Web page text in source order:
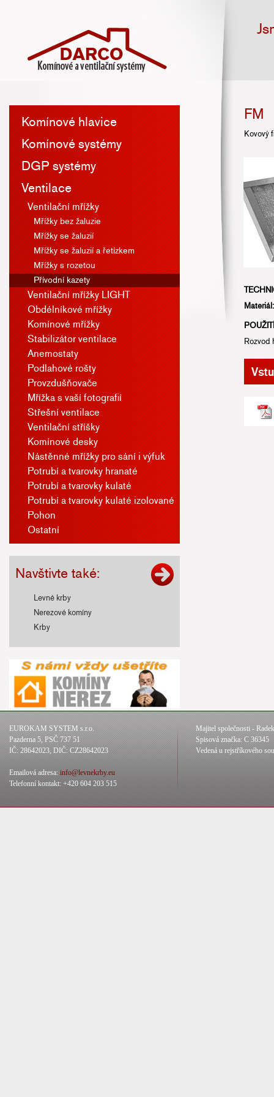
Komínové hlavice
Komínové systémy
DGP systémy
Ventilace
Ventilační mřížky
Mřížky bez žaluzie
Mřížky se žaluzií
Mřížky se žaluzií a řetízkem
Mřížky s rozetou
Přívodní kazety
Ventilační mřížky LIGHT
Obdélníkové mřížky
Komínové mřížky
Stabilizátor ventilace
Anemostaty
Podlahové rošty
Provzdušňovače
Mřížka s vaší fotografií
Střešní ventilace
Ventilační stříšky
Komínové desky
Nástěnné mřížky pro sání i výfuk
Potrubí a tvarovky hranaté
Potrubí a tvarovky kulaté
Potrubí a tvarovky kulaté izolované
Pohon
Ostatní
Navštivte také:
Levné krby
Nerezové komíny
Krby
FM
Kovový
Materiál:
Rozvod
EUROKAM SYSTEM s.r.o.
Pazderna 5, PSČ 737 51
IČ: 28642023, DIČ: CZ28642023
Emailová adresa: info@levnekrby.eu
Telefonní kontakt: +420 604 203 515
Majitel společnosti -
Spisová značka: C 36345
Vedená u rejstříkového